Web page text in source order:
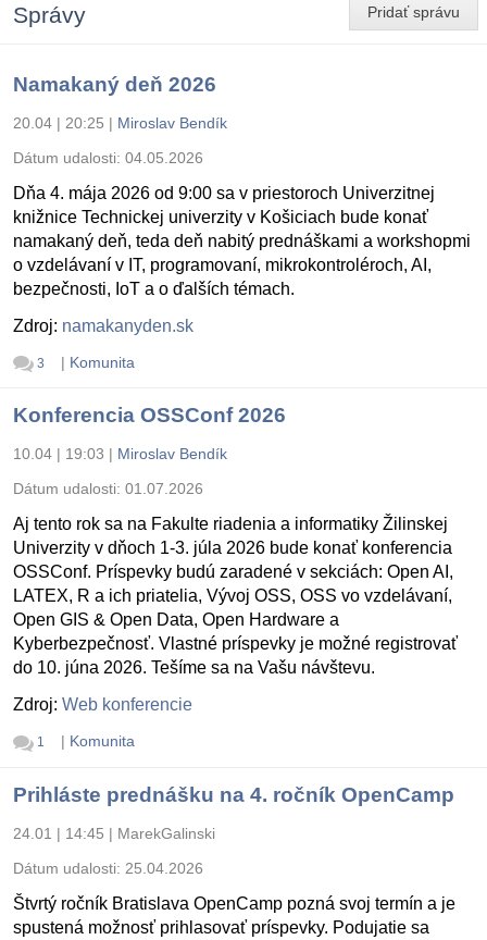
Pridať správu
Správy
Namakaný deň 2026
20.04 | 20:25 | Miroslav Bendík
Dátum udalosti: 04.05.2026
Dňa 4. mája 2026 od 9:00 sa v priestoroch Univerzitnej
knižnice Technickej univerzity v Košiciach bude konať
namakaný deň, teda deň nabitý prednáškami a workshopmi
o vzdelávaní v IT, programovaní, mikrokontroléroch, AI,
bezpečnosti, IoT a o ďalších témach.
Zdroj: namakanyden.sk
3 | Komunita
Konferencia OSSConf 2026
10.04 | 19:03 | Miroslav Bendík
Dátum udalosti: 01.07.2026
Aj tento rok sa na Fakulte riadenia a informatiky Žilinskej
Univerzity v dňoch 1-3. júla 2026 bude konať konferencia
OSSConf. Príspevky budú zaradené v sekciách: Open AI,
LATEX, R a ich priatelia, Vývoj OSS, OSS vo vzdelávaní,
Open GIS & Open Data, Open Hardware a
Kyberbezpečnosť. Vlastné príspevky je možné registrovať
do 10. júna 2026. Tešíme sa na Vašu návštevu.
Zdroj: Web konferencie
1 | Komunita
Prihláste prednášku na 4. ročník OpenCamp
24.01 | 14:45 | MarekGalinski
Dátum udalosti: 25.04.2026
Štvrtý ročník Bratislava OpenCamp pozná svoj termín a je
spustená možnosť prihlasovať príspevky. Podujatie sa